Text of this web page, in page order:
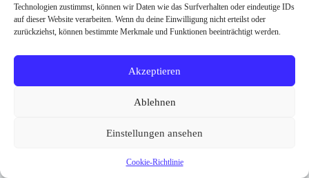
Technologien zustimmst, können wir Daten wie das Surfverhalten oder eindeutige IDs
auf dieser Website verarbeiten. Wenn du deine Einwilligung nicht erteilst oder
zurückziehst, können bestimmte Merkmale und Funktionen beeinträchtigt werden.
Akzeptieren
Ablehnen
Einstellungen ansehen
Cookie-Richtlinie
Copyright © 2026 - WordPress Theme von